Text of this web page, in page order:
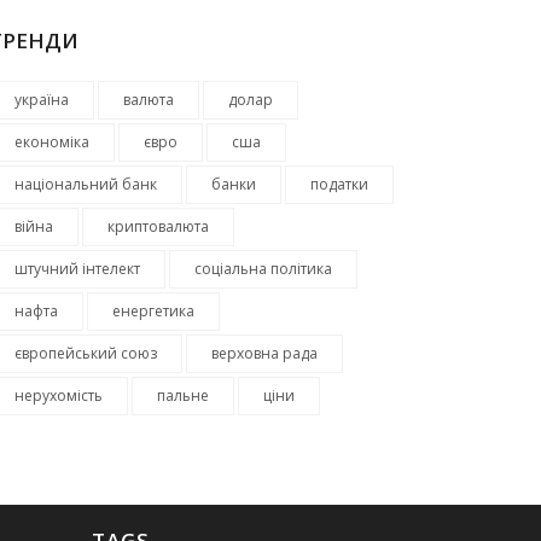
україна валюта долар
економіка євро сша
національний банк банки податки
війна криптовалюта
штучний інтелект соціальна політика
нафта енергетика
європейський союз верховна рада
нерухомість пальне ціни